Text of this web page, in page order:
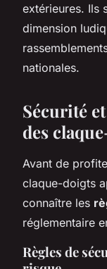
extérieures. Ils
dimension
nationales.
Sécurité
des
Avant de
claque-doigts
connaître les
réglementaire
Règles de